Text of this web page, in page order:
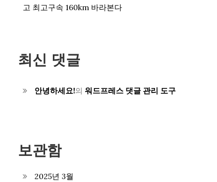
고 최고구속 160km 바라본다
최신 댓글
안녕하세요!의워드프레스 댓글 관리 도구
보관함
2025년 3월